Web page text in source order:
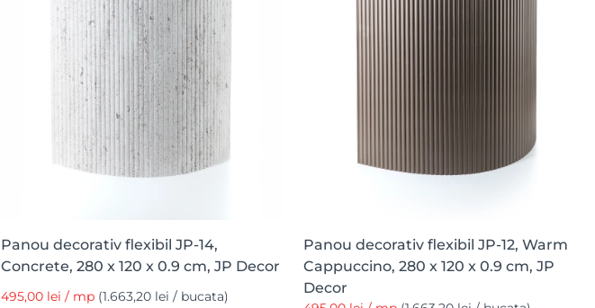
Panou decorativ flexibil JP-14,
Concrete, 280 x 120 x 0.9 cm, JP Decor
495,00 lei / mp (1.663,20 lei / bucata)
Panou decorativ flexibil JP-12, Warm
Cappuccino, 280 x 120 x 0.9 cm, JP
Decor